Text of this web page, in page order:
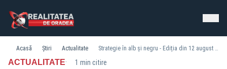
Acasă Știri Actualitate Strategie în alb și negru - Ediția din 12 august 2023
ACTUALITATE· 1 min citire